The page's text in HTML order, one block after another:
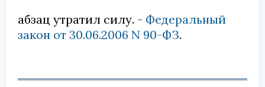
абзац утратил силу. - Федеральный
закон от 30.06.2006 N 90-ФЗ.